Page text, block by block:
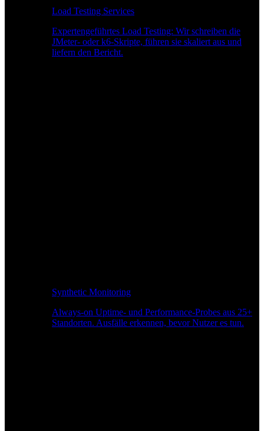
Load Testing Services
Expertengeführtes Load Testing: Wir schreiben die
JMeter- oder k6-Skripte, führen sie skaliert aus und
liefern den Bericht.
Synthetic Monitoring
Always-on Uptime- und Performance-Probes aus 25+
Standorten. Ausfälle erkennen, bevor Nutzer es tun.